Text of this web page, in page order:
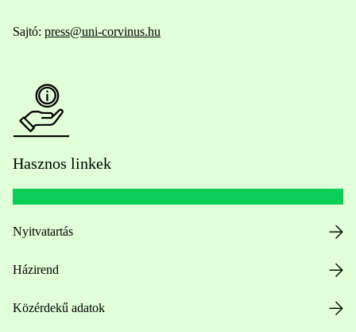
Sajtó: press@uni-corvinus.hu
Hasznos linkek
Nyitvatartás
Házirend
Közérdekű adatok